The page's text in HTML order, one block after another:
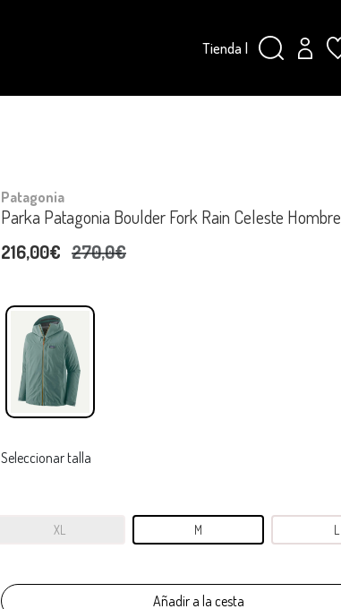
Tienda|
Patagonia
Parka Patagonia Boulder Fork Rain Celeste Hombre
216,00€ 270,0€
Seleccionar talla
XL M L